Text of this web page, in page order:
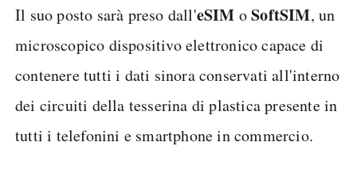
Il suo posto sarà preso dall'eSIM oSoftSIM, un
microscopico dispositivo elettronico capace di
contenere tutti i dati sinora conservati all'interno
dei circuiti della tesserina di plastica presente in
tutti i telefonini e smartphone in commercio.